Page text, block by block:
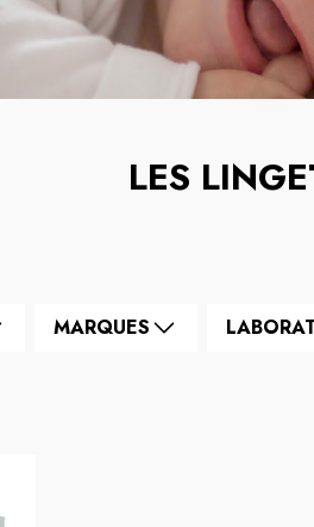
LES
MARQUES